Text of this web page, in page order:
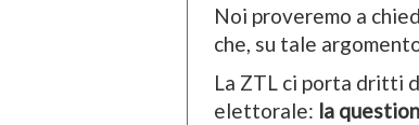
Noi proveremo a
che, su tale
La ZTL ci porta dritti
elettorale: la